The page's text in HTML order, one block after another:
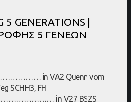
5 GENERATIONS |
5 ΓΕΝΕΩΝ
in VA2 Quenn vom
SCHH3, FH
in V27 BSZS